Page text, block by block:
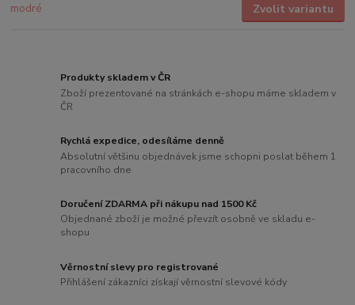
Zvolit variantu
Produkty skladem v ČR
Zboží prezentované na stránkách e-shopu máme skladem v
ČR
Rychlá expedice, odesíláme denně
Absolutní většinu objednávek jsme schopni poslat během 1
pracovního dne
Doručení ZDARMA při nákupu nad 1500 Kč
Objednané zboží je možné převzít osobně ve skladu e-
shopu
Věrnostní slevy pro registrované
Přihlášení zákazníci získají věrnostní slevové kódy